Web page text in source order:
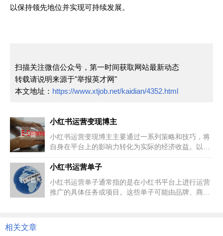
以保持领先地位并实现可持续发展。
扫描关注微信公众号，第一时间获取网站最新动态
转载请说明来源于"举报英才网"
本文地址： https://www.xtjob.net/kaidian/4352.html
上一篇
小红书运营变现博主
小红书运营变现博主主要通过一系列策略和技巧，将
自身在平台上的影响力转化为实际的经济收益。以下
下一篇
小红书运营单子
小红书运营单子通常指的是在小红书平台上进行运营
推广的具体任务或项目。这些单子可能由品牌、商家
相关文章